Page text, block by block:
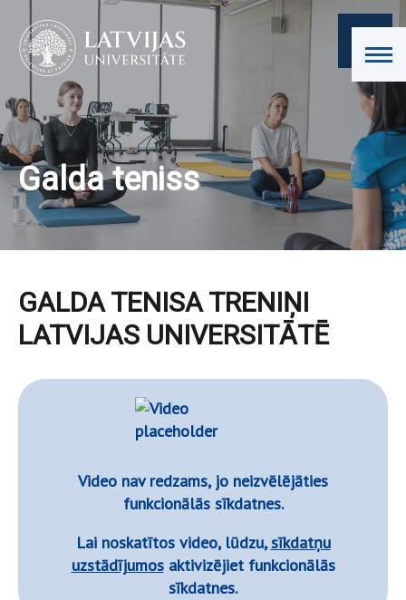
Galda teniss
GALDA TENISA TRENIŅI
LATVIJAS UNIVERSITĀTĒ
Video nav redzams, jo neizvēlējāties
funkcionālās sīkdatnes.
Lai noskatītos video, lūdzu,sīkdatņu
uzstādījumosaktivizējiet funkcionālās
sīkdatnes.